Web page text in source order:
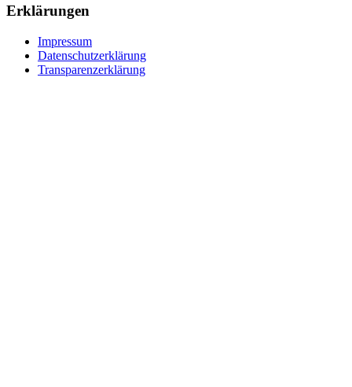
Erklärungen
Impressum
Datenschutzerklärung
Transparenzerklärung